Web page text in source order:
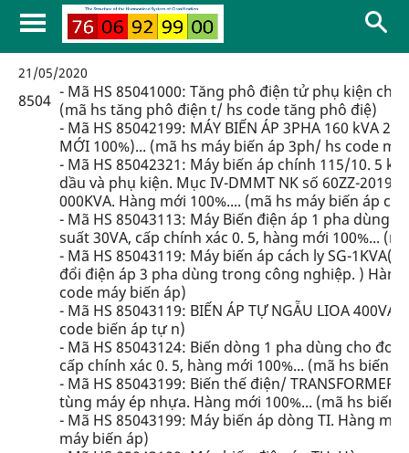
21/05/2020
8504 - Mã HS 85041000: Tăng phô điện tử phụ kiện
(mã hs tăng phô điện t/ hs code tăng phô điệ)
- Mã HS 85042199: MÁY BIẾN ÁP 3PHA 160 kVA
MỚI 100%)... (mã hs máy biến áp 3ph/ hs code
- Mã HS 85042321: Máy biến áp chính 115/10. 5
dầu và phụ kiện. Mục IV-DMMT NK số 60ZZ-
000KVA. Hàng mới 100%.... (mã hs máy biến áp
- Mã HS 85043113: Máy Biến điện áp 1 pha dùng
suất 30VA, cấp chính xác 0. 5, hàng mới 100%...
- Mã HS 85043119: Máy biến áp cách ly SG-
đổi điện áp 3 pha dùng trong công nghiệp. )
code máy biến áp)
- Mã HS 85043119: BIẾN ÁP TỰ NGẪU LIOA
code biến áp tự n)
- Mã HS 85043124: Biến dòng 1 pha dùng cho đo
cấp chính xác 0. 5, hàng mới 100%... (mã hs biến
- Mã HS 85043199: Biến thế điện/ TRANSFORMER/
tùng máy ép nhựa. Hàng mới 100%... (mã hs
- Mã HS 85043199: Máy biến áp dòng TI. Hàng
máy biến áp)